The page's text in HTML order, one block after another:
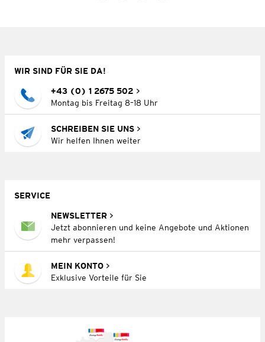
WIR SIND FÜR SIE DA!
+43 (0) 1 2675 502
Montag bis Freitag 8–18 Uhr
SCHREIBEN SIE UNS
Wir helfen Ihnen weiter
SERVICE
NEWSLETTER
Jetzt abonnieren und keine Angebote und Aktionen
mehr verpassen!
MEIN KONTO
Exklusive Vorteile für Sie